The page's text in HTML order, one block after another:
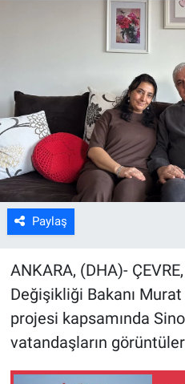
Paylaş
ANKARA, (DHA)-
Değişikliği Bakanı
projesi kapsamında
vatandaşların
Bilim ve Teknoloji
Genel